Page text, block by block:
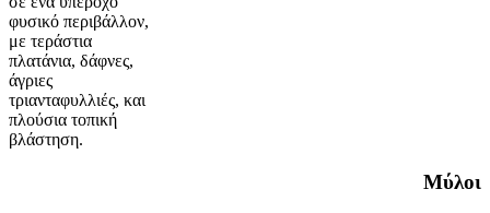
φυσικό περιβάλλον,
με τεράστια
πλατάνια, δάφνες,
άγριες
τριανταφυλλιές, και
πλούσια τοπική
βλάστηση.
Μύλοι